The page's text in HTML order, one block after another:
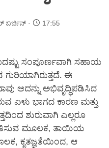
ಬರ್ಜಿನ್ 17:55
ಸಂಪೂರ್ಣವಾಗಿ ಸಹಾಯ
ಗುರಿಯಾಗಿರುತ್ತದೆ. ಈ
ಅದನ್ನು ಅಭಿವೃದ್ಧಿಪಡಿಸಿದ
ಏಳು ಭಾಗದ ಕಾರಣ ಮತ್ತು
ಶುರುವಾಗಿ ಎಲ್ಲರೂ
ಮೂಲಕ, ತಾಯಿಯ
ಕೃತಜ್ಞತೆಯಿಂದ, ಆ